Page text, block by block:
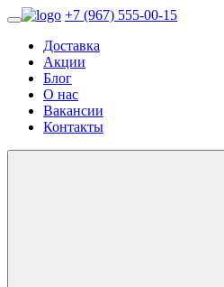
+7 (967) 555-00-15
Доставка
Акции
Блог
О нас
Вакансии
Контакты